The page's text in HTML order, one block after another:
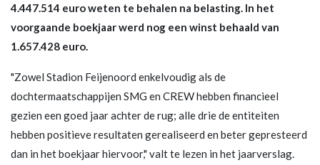
4.447.514 euro weten te behalen na belasting. In het
voorgaande boekjaar werd nog een winst behaald van
1.657.428 euro.
"Zowel Stadion Feijenoord enkelvoudig als de
dochtermaatschappijen SMG en CREW hebben financieel
gezien een goed jaar achter de rug; alle drie de entiteiten
hebben positieve resultaten gerealiseerd en beter gepresteerd
dan in het boekjaar hiervoor," valt te lezen in het jaarverslag.